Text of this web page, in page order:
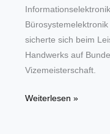
sicherte sich beim
Handwerks auf
Vizemeisterschaft.
Hees-
Weiterlesen »